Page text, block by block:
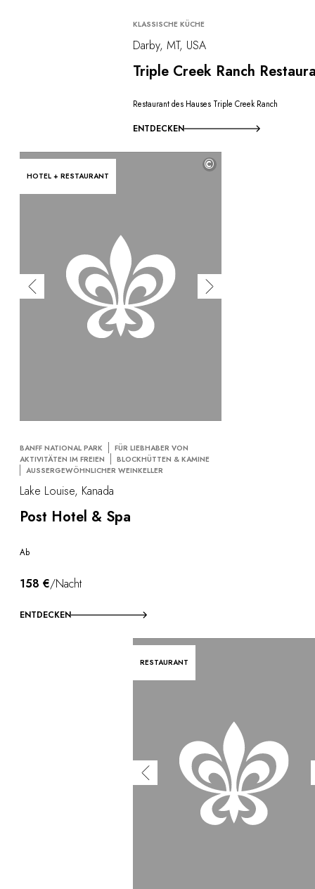
KLASSISCHE KÜCHE
Darby, MT, USA
Triple Creek Ranch
Restaurant des Hauses Triple Creek Ranch
ENTDECKEN
HOTEL + RESTAURANT
©
BANFF NATIONAL PARK
FÜR LIEBHABER VON
AKTIVITÄTEN IM FREIEN
BLOCKHÜTTEN & KAMINE
AUSSERGEWÖHNLICHER WEINKELLER
Lake Louise, Kanada
Post Hotel & Spa
Ab
158 €/Nacht
ENTDECKEN
RESTAURANT